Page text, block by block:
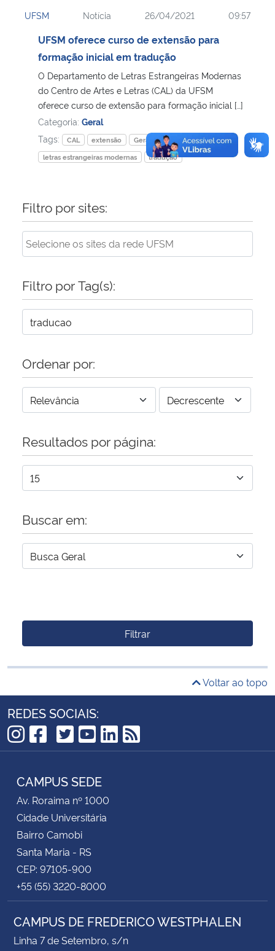
UFSM Notícia 26/04/2021 09:57
UFSM oferece curso de extensão para
formação inicial em tradução
O Departamento de Letras Estrangeiras Modernas
do Centro de Artes e Letras (CAL) da UFSM
oferece curso de extensão para formação inicial […]
Categoria: Geral
Tags:
CAL extensão
Geral
letras estrangeiras modernas
tradução
Filtro por sites:
Filtro por Tag(s):
Ordenar por:
Resultados por página:
Buscar em:
Filtrar
Voltar ao topo
REDES SOCIAIS:
Instagram
Facebook
TikTok
Twitter
YouTube
LinkedIn
RSS
CAMPUS SEDE
Av. Roraima nº 1000
Cidade Universitária
Bairro Camobi
Santa Maria - RS
CEP: 97105-900
+55 (55) 3220-8000
CAMPUS DE FREDERICO WESTPHALEN
Linha 7 de Setembro, s/n